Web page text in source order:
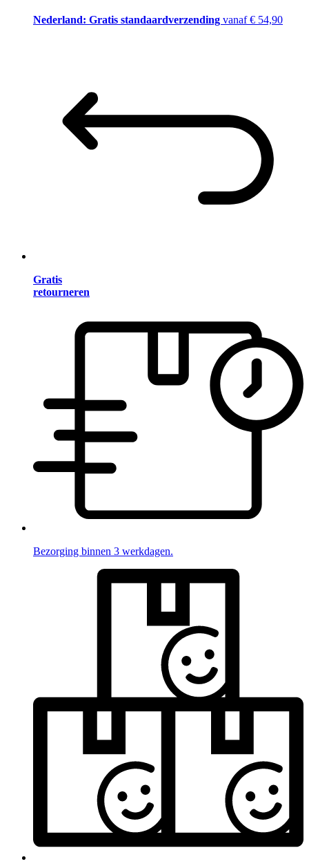
Nederland: Gratis standaardverzending vanaf € 54,90
Gratis
retourneren
Bezorging binnen 3 werkdagen.